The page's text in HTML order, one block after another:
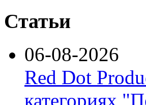
Статьи
06-08-2026
Red Dot
категориях